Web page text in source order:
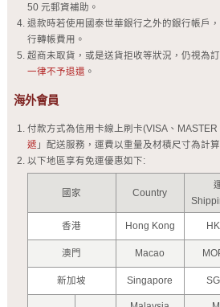
50 元郵資補助。
退款時若使用國泰世華銀行之外的銀行帳戶
行轉帳費用。
超商未取貨，或是送貨拒收等狀況，仍視為
一律不予退還 。
海外會員
付款方式為信用卡線上刷卡(VISA、MASTER
遞 」配送服務，運費以重量及材積尺寸為計算
以下地區享有免運優惠如下:
國家 Country
香港 Hong Kong
澳門 Macao
新加坡 Singapore